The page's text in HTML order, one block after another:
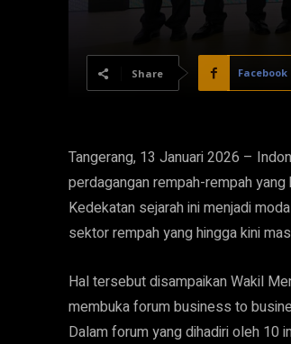
Share Facebook
Tangerang, 13 Januari 2026 –
perdagangan rempah-rempah
Kedekatan sejarah ini menjadi
sektor rempah yang hingga kini
Hal tersebut disampaikan Wakil
membuka forum business to
Dalam forum yang dihadiri oleh 10